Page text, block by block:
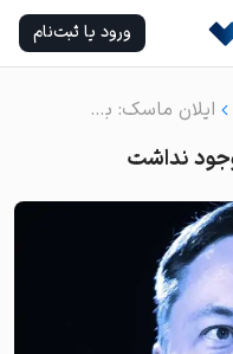
ورود یا ثبت‌نام
ایلان ماسک: بدون من OpenAI وجود نداشت